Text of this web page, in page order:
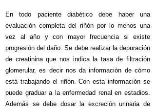
En todo paciente diabético debe haber una
evaluación completa del riñón por lo menos una
vez al año y con mayor frecuencia si existe
progresión del daño. Se debe realizar la depuración
de creatinina que nos indica la tasa de filtración
glomerular, es decir nos da información de cómo
está trabajando el riñón. Con esta información se
puede graduar a la enfermedad renal en estadios.
Además se debe dosar la excreción urinaria de